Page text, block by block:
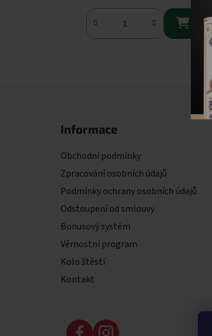

Informace
Obchodní podmínky
Zpracování osobních údajů
Podmínky ochrany osobních údajů
Odstoupení od smlouvy
Bonusový systém
Věrnostní program
Kolo štěstí
Kontakt